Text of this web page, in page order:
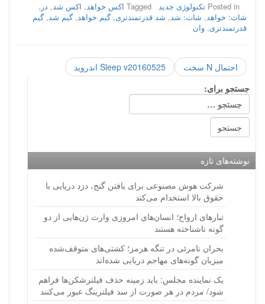
Posted in تکنولوژی جدید Tagged اکس خواهد, اکس شد, در ,
شات: خواهد, شات: شد, شد قدرتمندتری,گیم خواهد,گیم شد,گیم
قدرتمندتری, وان
Sleep v20160525 اندروید
احتمال N سخت
جستجو برای:
نوشته‌های تازه
شرکت هوش مصنوعی برای یافتن گنج، دزد دریایی با
حقوق بالا استخدام می‌کند
تبارهای ارواح؛ انسان‌های امروزی وارث ژن‌هایی از دو
گونه ناشناخته هستند
بحران نامرئی در تنگه هرمز؛ کشتی‌های متوقف‌شده
میزبان گونه‌های مهاجم دریایی شده‌اند
یک نماینده مجلس: باید زمینه حذف فیلترشکن‌ها فراهم
شود/ مردم در هر صورت از سد فیلترینگ عبور می‌کنند